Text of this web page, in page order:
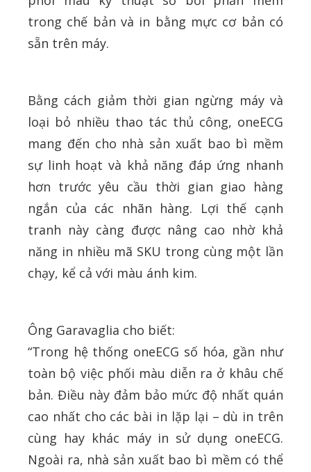
trong chế bản và in bằng mực cơ bản có
sẵn trên máy.
Bằng cách giảm thời gian ngừng máy và
loại bỏ nhiều thao tác thủ công, oneECG
mang đến cho nhà sản xuất bao bì mềm
sự linh hoạt và khả năng đáp ứng nhanh
hơn trước yêu cầu thời gian giao hàng
ngắn của các nhãn hàng. Lợi thế cạnh
tranh này càng được nâng cao nhờ khả
năng in nhiều mã SKU trong cùng một lần
chạy, kể cả với màu ánh kim.
Ông Garavaglia cho biết:
“Trong hệ thống oneECG số hóa, gần như
toàn bộ việc phối màu diễn ra ở khâu chế
bản. Điều này đảm bảo mức độ nhất quán
cao nhất cho các bài in lặp lại – dù in trên
cùng hay khác máy in sử dụng oneECG.
Ngoài ra, nhà sản xuất bao bì mềm có thể